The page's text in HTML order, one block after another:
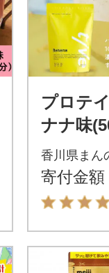
プロテ
ナナ味
エイ ソ
テイン
香川県まん
寄付金額